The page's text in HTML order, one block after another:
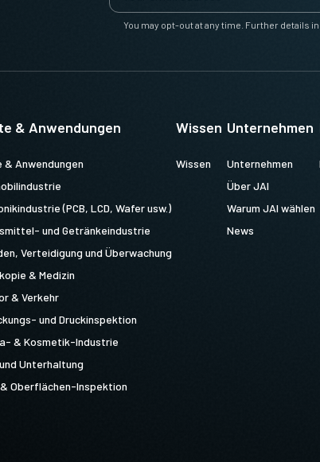
You may opt-out at any time. Further details
& Anwendungen
& Anwendungen
(PCB, LCD, Wafer usw.)
und Getränkeindustrie
Verteidigung und Überwachung
& Medizin
& Verkehr
und Druckinspektion
& Kosmetik-Industrie
Unterhaltung
Oberflächen-Inspektion
Wissen
Wissen
Unternehmen
Unternehmen
Über JAI
Warum JAI wählen
News